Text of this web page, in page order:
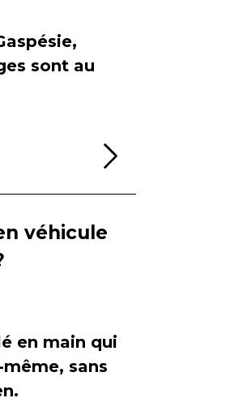
sont au
véhicule
en main qui
sans